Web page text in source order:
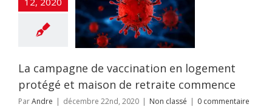
en
de retraite
La campagne de vaccination en logement
protégé et maison de retraite commence
ParAndre | décembre 22nd, 2020 | Non classé | 0 commentaire